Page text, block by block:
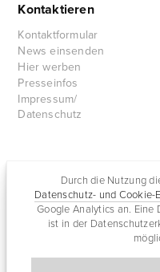
Durch die Nutzung
Datenschutz- und Cookie-
Google Analytics an.
ist in der
Kontaktieren
Kontaktformular
News einsenden
Hier werben
Presseinfos
Impressum/
Datenschutz
Rullkötter AGD
Jazz for me